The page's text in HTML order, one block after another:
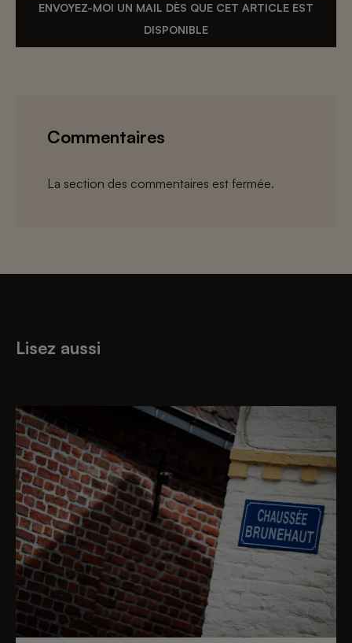
ENVOYEZ-MOI UN MAIL DÈS QUE CET ARTICLE EST
DISPONIBLE
Commentaires
La section des commentaires est fermée.
Lisez aussi